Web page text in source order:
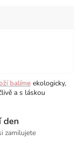
balíme ekologicky,
a s láskou
den
zamilujete